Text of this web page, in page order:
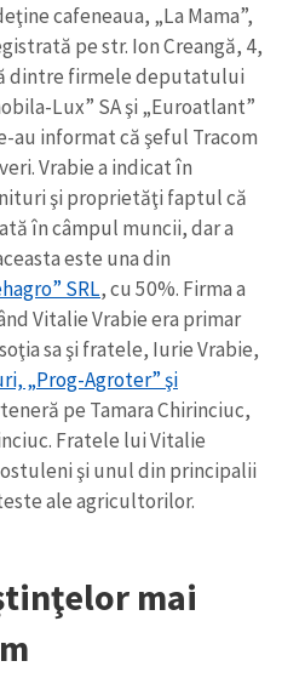
cafeneaua, „La Mama”,
pe str. Ion Creangă, 4,
dintre firmele deputatului
Lux” SA şi „Euroatlant”
au informat că şeful Tracom
Vrabie a indicat în
şi proprietăţi faptul că
în câmpul muncii, dar a
este una din
SRL, cu 50%. Firma a
Vitalie Vrabie era primar
sa şi fratele, Iurie Vrabie,
„Prog-Agroter” şi
pe Tamara Chirinciuc,
Fratele lui Vitalie
şi unul din principalii
ale agricultorilor.
mai